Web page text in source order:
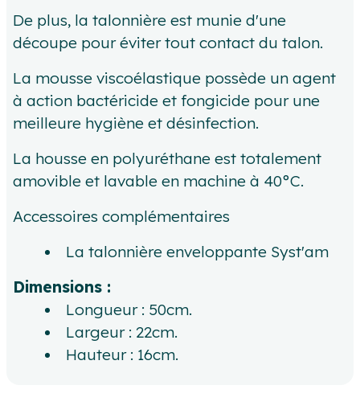
De plus, la talonnière est munie d'une
découpe pour éviter tout contact du talon.
La mousse viscoélastique possède un agent
à action bactéricide et fongicide pour une
meilleure hygiène et désinfection.
La housse en polyuréthane est totalement
amovible et lavable en machine à 40°C.
Accessoires complémentaires
La talonnière enveloppante Syst'am
Dimensions :
Longueur : 50cm.
Largeur : 22cm.
Hauteur : 16cm.